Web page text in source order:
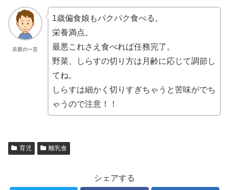
旦那の一言
1歳偏食娘もパクパク食べる。
栄養満点。
最悪これさえ食べれば任務完了。
野菜、しらすの切り方は月齢に応じて調節し
てね。
しらすは細かく切りすぎちゃうと苦味がでち
ゃうので注意！！
育児 離乳食
シェアする